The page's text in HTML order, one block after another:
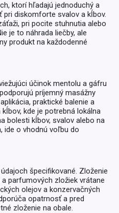
ktorí hľadajú jednoduchý a
diskomforte svalov a kĺbov.
pri pocite stuhnutia alebo
je to náhrada liečby, ale
produkt na každodenné
účinok mentolu a gáfru
príjemný masážny
praktické balenie a
kde je potrebná lokálna
bolesti kĺbov, svalov alebo na
ide o vhodnú voľbu do
špecifikované. Zloženie
parfumových zložiek vrátane
olejov a konzervačných
opatrnosť a pred
zloženie na obale.